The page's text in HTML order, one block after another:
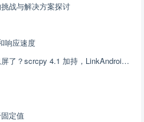
战与解决方案探讨
响应速度
4.1 加持，LinkAndroid 让屏幕控制更随心
定值